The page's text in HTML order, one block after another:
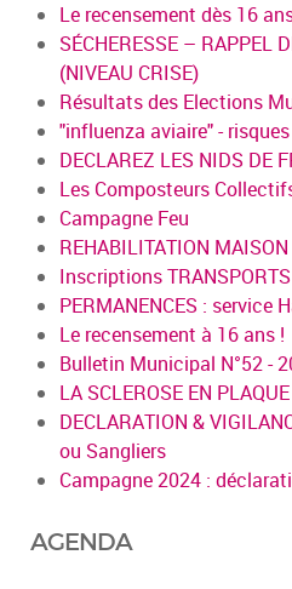
Le recensement dès 16
SÉCHERESSE – RAPPEL
(NIVEAU CRISE)
Résultats des Elections
"influenza aviaire" -
DECLAREZ LES NIDS DE
Les Composteurs
Campagne Feu
REHABILITATION
Inscriptions TRANSPORTS
PERMANENCES : service
Le recensement à 16 ans !
Bulletin Municipal N°52 -
LA SCLEROSE EN PLAQUE
DECLARATION &
ou Sangliers
Campagne 2024 :
AGENDA